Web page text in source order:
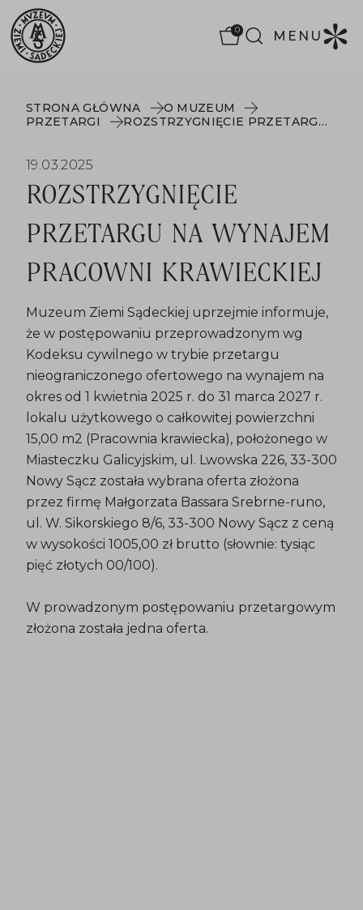
0 MENU
STRONA GŁÓWNA
O MUZEUM
PRZETARGI
ROZSTRZYGNIĘCIE PRZETARGU NA WYNAJEM PRACOWNI KRAWIECKIEJ
19.03.2025
ROZSTRZYGNIĘCIE
PRZETARGU NA WYNAJEM
PRACOWNI KRAWIECKIEJ
Muzeum Ziemi Sądeckiej uprzejmie informuje,
że w postępowaniu przeprowadzonym wg
Kodeksu cywilnego w trybie przetargu
nieograniczonego ofertowego na wynajem na
okres od 1 kwietnia 2025 r. do 31 marca 2027 r.
lokalu użytkowego o całkowitej powierzchni
15,00 m2 (Pracownia krawiecka), położonego w
Miasteczku Galicyjskim, ul. Lwowska 226, 33-300
Nowy Sącz została wybrana oferta złożona
przez firmę Małgorzata Bassara Srebrne-runo,
ul. W. Sikorskiego 8/6, 33-300 Nowy Sącz z ceną
w wysokości 1005,00 zł brutto (słownie: tysiąc
pięć złotych 00/100).
W prowadzonym postępowaniu przetargowym
złożona została jedna oferta.